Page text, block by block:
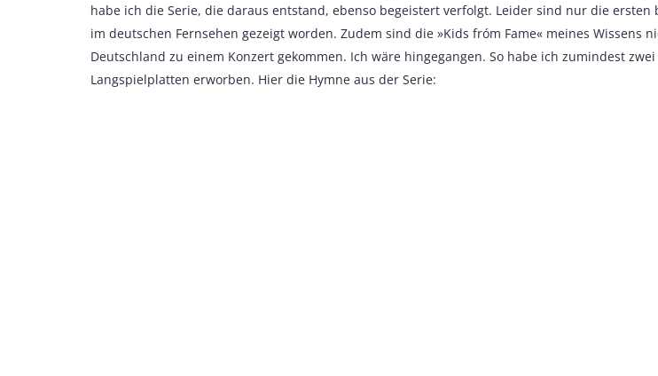
habe ich die Serie, die daraus entstand, ebenso begeistert verfolgt. Leider sind nur die ersten
im deutschen Fernsehen gezeigt worden. Zudem sind die »Kids fróm Fame« meines Wissens
Deutschland zu einem Konzert gekommen. Ich wäre hingegangen. So habe ich zumindest zwei
Langspielplatten erworben. Hier die Hymne aus der Serie: